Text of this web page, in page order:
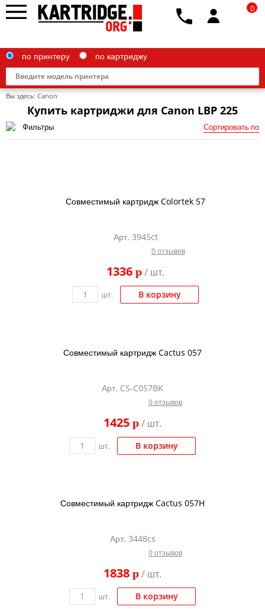
Konica Minolta
Для франкировальной машины
по принтеру по картриджу
0
Вы здесь: Canon
Купить картриджи для Canon LBP 225
Фильтры Сортировать по
Совместимый картридж Colortek 57
Арт. 3945ct
0 отзывов
1336 p/ шт.
шт. В корзину
Совместимый картридж Cactus 057
Арт. CS-C057BK
0 отзывов
1425 p/ шт.
шт. В корзину
Совместимый картридж Cactus 057H
Арт. 3448cs
0 отзывов
1838 p/ шт.
шт. В корзину